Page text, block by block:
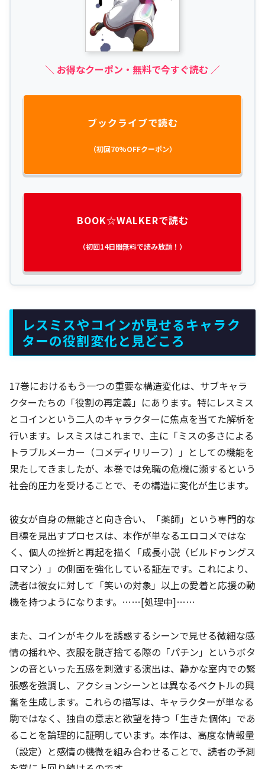
＼ お得なクーポン・無料で今すぐ読む ／
ブックライブで読む
（初回70%OFFクーポン）
BOOK☆WALKERで読む
（初回14日間無料で読み放題！）
レスミスやコインが見せるキャラク
ターの役割変化と見どころ
17巻におけるもう一つの重要な構造変化は、サブキャラ
クターたちの「役割の再定義」にあります。特にレスミス
とコインという二人のキャラクターに焦点を当てた解析を
行います。レスミスはこれまで、主に「ミスの多さによる
トラブルメーカー（コメディリリーフ）」としての機能を
果たしてきましたが、本巻では免職の危機に瀕するという
社会的圧力を受けることで、その構造に変化が生じます。
彼女が自身の無能さと向き合い、「薬師」という専門的な
目標を見出すプロセスは、本作が単なるエロコメではな
く、個人の挫折と再起を描く「成長小説（ビルドゥングス
ロマン）」の側面を強化している証左です。これにより、
読者は彼女に対して「笑いの対象」以上の愛着と応援の動
機を持つようになります。……[処理中]……
また、コインがキクルを誘惑するシーンで見せる微細な感
情の揺れや、衣服を脱ぎ捨てる際の「パチン」というボタ
ンの音といった五感を刺激する演出は、静かな室内での緊
張感を強調し、アクションシーンとは異なるベクトルの興
奮を生成します。これらの描写は、キャラクターが単なる
駒ではなく、独自の意志と欲望を持つ「生きた個体」であ
ることを論理的に証明しています。本作は、高度な情報量
（設定）と感情の機微を組み合わせることで、読者の予測